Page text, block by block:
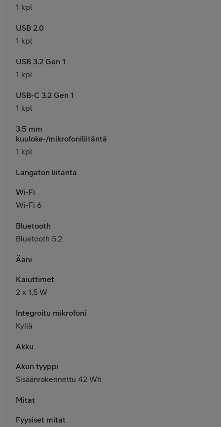
1 kpl
USB 2.0
1 kpl
USB 3.2 Gen 1
1 kpl
USB-C 3.2 Gen 1
1 kpl
3.5 mm
kuuloke-/mikrofoniliitäntä
1 kpl
Langaton liitäntä
Wi-Fi
Wi-Fi 6
Bluetooth
Bluetooth 5.2
Ääni
Kaiuttimet
2 x 1,5 W
Integroitu mikrofoni
Kyllä
Akku
Akun tyyppi
Sisäänrakennettu 42 Wh
Mitat
Fyysiset mitat